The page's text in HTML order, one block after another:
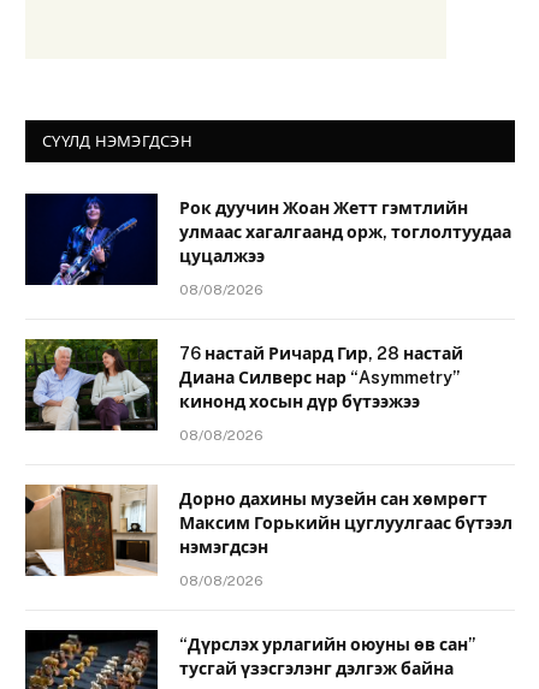
СҮҮЛД НЭМЭГДСЭН
Рок дуучин Жоан Жетт гэмтлийн
улмаас хагалгаанд орж, тоглолтуудаа
цуцалжээ
08/08/2026
76 настай Ричард Гир, 28 настай
Диана Силверс нар “Asymmetry”
кинонд хосын дүр бүтээжээ
08/08/2026
Дорно дахины музейн сан хөмрөгт
Максим Горькийн цуглуулгаас бүтээл
нэмэгдсэн
08/08/2026
“Дүрслэх урлагийн оюуны өв сан”
тусгай үзэсгэлэнг дэлгэж байна